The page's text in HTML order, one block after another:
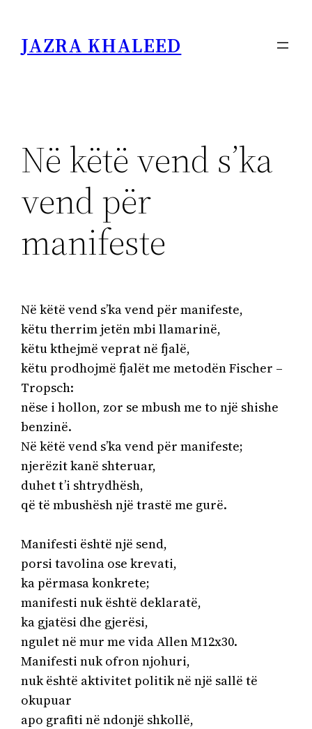
content
JAZRA KHALEED
Në këtë vend s’ka
vend për
manifeste
Në këtë vend s’ka vend për manifeste,
këtu therrim jetën mbi llamarinë,
këtu kthejmë veprat në fjalë,
këtu prodhojmë fjalët me metodën Fischer –
Tropsch:
nëse i hollon, zor se mbush me to një shishe
benzinë.
Në këtë vend s’ka vend për manifeste;
njerëzit kanë shteruar,
duhet t’i shtrydhësh,
që të mbushësh një trastë me gurë.
Manifesti është një send,
porsi tavolina ose krevati,
ka përmasa konkrete;
manifesti nuk është deklaratë,
ka gjatësi dhe gjerësi,
ngulet në mur me vida Allen Μ12x30.
Manifesti nuk ofron njohuri,
nuk është aktivitet politik në një sallë të
okupuar
apo grafiti në ndonjë shkollë,